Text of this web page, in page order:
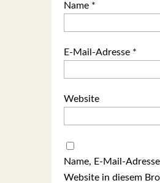
Name *
E-Mail-Adresse *
Website
Name, E-Mail-
Website in diesem